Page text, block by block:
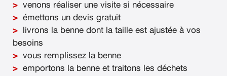
venons réaliser une visite si nécessaire
émettons un devis gratuit
livrons la benne dont la taille est ajustée à vos
besoins
vous remplissez la benne
emportons la benne et traitons les déchets